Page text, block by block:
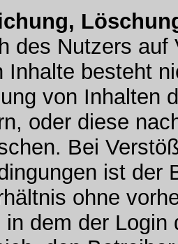
des Nutzers
Inhalte besteht
von Inhalten
oder diese
Bei
ist der
ohne
in dem der